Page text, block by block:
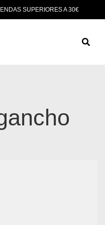
SUPERIORES A 30€